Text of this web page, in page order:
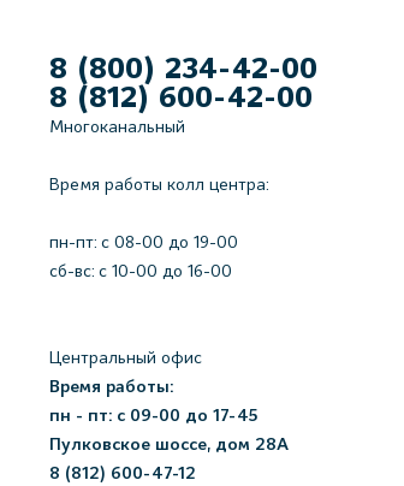
8 (800) 234-42-00
8 (812) 600-42-00
Многоканальный
Время работы колл центра:
пн-пт: c 08-00 до 19-00
сб-вс: с 10-00 до 16-00
Центральный офис
Время работы:
пн - пт: с 09-00 до 17-45
Пулковское шоссе, дом 28А
8 (812) 600-47-12